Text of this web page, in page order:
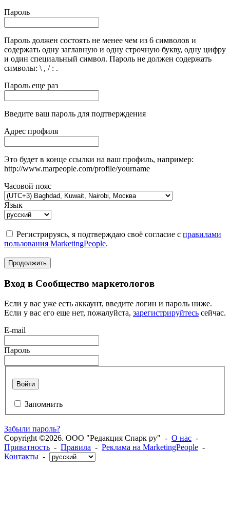
Пароль
Пароль должен состоять не менее чем из 6 символов и
содержать одну заглавную и одну строчную букву, одну цифру
и один специальный символ. Пароль не должен содержать
символы: \ , / : .
Пароль еще раз
Введите ваш пароль для подтверждения
Адрес профиля
Это будет в конце ссылки на ваш профиль, например:
http://www.marpeople.com/profile/yourname
Часовой пояс
Язык
Регистрируясь, я подтверждаю своё согласие с правилами
пользования MarketingPeople.
Продолжить
Вход в Сообщество маркетологов
Если у вас уже есть аккаунт, введите логин и пароль ниже.
Если у вас его еще нет, пожалуйста, зарегистрируйтесь сейчас.
E-mail
Пароль
Войти
Запомнить
Забыли пароль?
Copyright ©2026. ООО "Редакция Спарк ру" - О нас -
Приватность - Правила - Реклама на MarketingPeople -
Контакты -